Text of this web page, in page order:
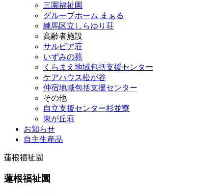
三園福祉園
グループホーム まぁる
練馬区立しらゆり荘
高齢者施設
サルビア荘
いずみの苑
くらまえ地域包括支援センター
ケアハウス松が谷
仲宿地域包括支援センター
その他
自立支援センター杉並寮
東が丘荘
お知らせ
自主生産品
蓮根福祉園
蓮根福祉園